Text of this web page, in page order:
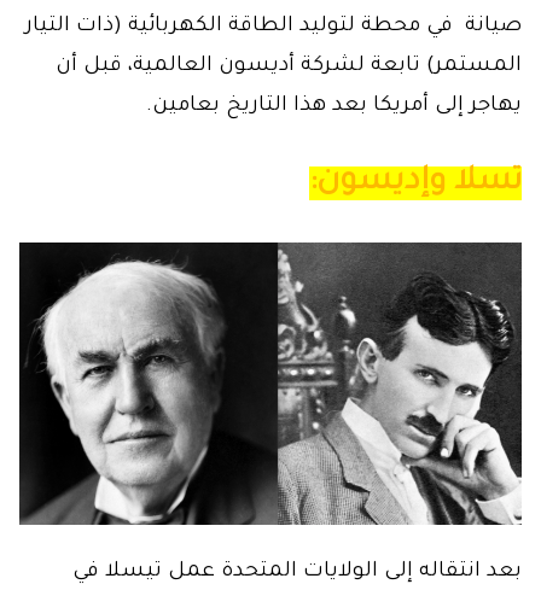
صيانة في محطة لتوليد الطاقة الكهربائية (ذات التيار
المستمر) تابعة لشركة أديسون العالمية، قبل أن
يهاجر إلى أمريكا بعد هذا التاريخ بعامين.
تسلا وإديسون:
بعد انتقاله إلى الولايات المتحدة عمل تيسلا في